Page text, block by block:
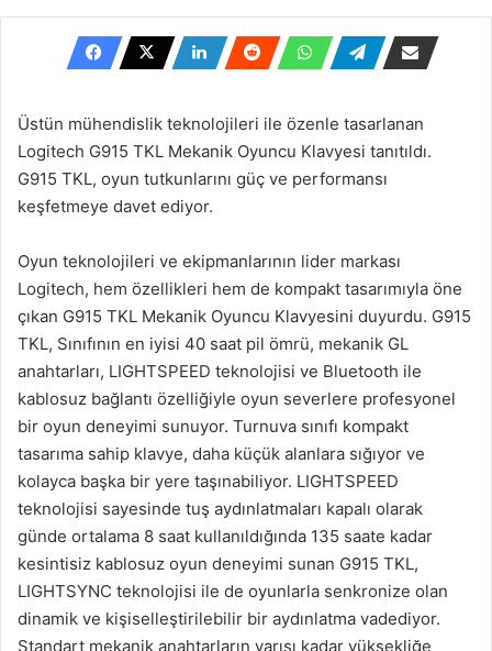
Üstün mühendislik teknolojileri ile özenle tasarlanan
Logitech G915 TKL Mekanik Oyuncu Klavyesi tanıtıldı.
G915 TKL, oyun tutkunlarını güç ve performansı
keşfetmeye davet ediyor.
Oyun teknolojileri ve ekipmanlarının lider markası
Logitech, hem özellikleri hem de kompakt tasarımıyla öne
çıkan G915 TKL Mekanik Oyuncu Klavyesini duyurdu. G915
TKL, Sınıfının en iyisi 40 saat pil ömrü, mekanik GL
anahtarları, LIGHTSPEED teknolojisi ve Bluetooth ile
kablosuz bağlantı özelliğiyle oyun severlere profesyonel
bir oyun deneyimi sunuyor. Turnuva sınıfı kompakt
tasarıma sahip klavye, daha küçük alanlara sığıyor ve
kolayca başka bir yere taşınabiliyor. LIGHTSPEED
teknolojisi sayesinde tuş aydınlatmaları kapalı olarak
günde ortalama 8 saat kullanıldığında 135 saate kadar
kesintisiz kablosuz oyun deneyimi sunan G915 TKL,
LIGHTSYNC teknolojisi ile de oyunlarla senkronize olan
dinamik ve kişiselleştirilebilir bir aydınlatma vadediyor.
Standart mekanik anahtarların yarısı kadar yüksekliğe